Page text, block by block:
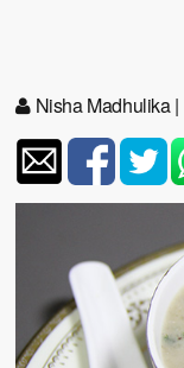
Nisha Madhulika|